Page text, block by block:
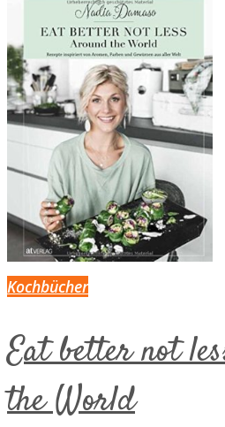
Kochbücher
Eat better not
the World